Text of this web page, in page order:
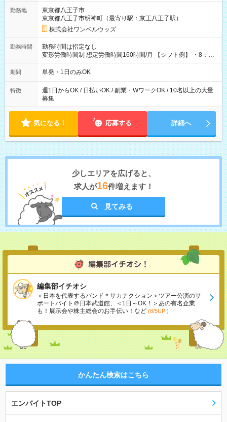
勤務地
東京都八王子市
東京都八王子市明神町（最寄り駅：京王八王子駅）
株式会社ワンベルウッズ
勤務時間
勤務時間は指定なし
変形労働時間制 想定労働時間160時間/月 【シフト例】 ・8：00
～21：00
期間 単発・1日のみOK
特徴
週1日からOK / 日払いOK / 副業・WワークOK / 10名以上の大量
募集
気になる！ 応募する 詳細へ
少しエリアを広げると、
求人が16件増えます！
見てみる
編集部イチオシ
＜日本を代表するバンド＊サカナクション＞ツアー公演のサ
ポートバイト＠日本武道館、＜1日～OK！＞あの有名企業
も！展示会や株主総会のお手伝い！など (8/5UP!)
かんたん検索はこちら
エンバイトTOP